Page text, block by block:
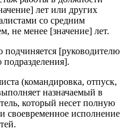
лет или других
со средним
не менее [значение] лет.
подчиняется [руководителю
подразделения].
(командировка, отпуск,
назначаемый в
который несет полную
своевременное исполнение